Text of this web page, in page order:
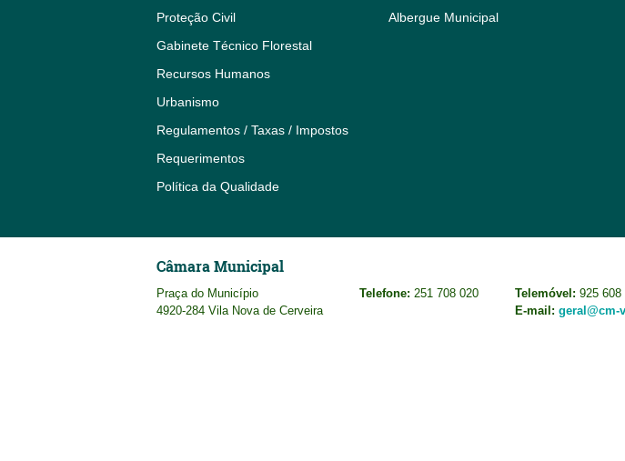
Proteção Civil
Gabinete Técnico Florestal
Recursos Humanos
Urbanismo
Regulamentos / Taxas / Impostos
Requerimentos
Política da Qualidade
Albergue Municipal
Câmara Municipal
Praça do Município
4920-284 Vila Nova de Cerveira
Telefone: 251 708 020 Telemóvel: 925 608
E-mail: geral@cm-